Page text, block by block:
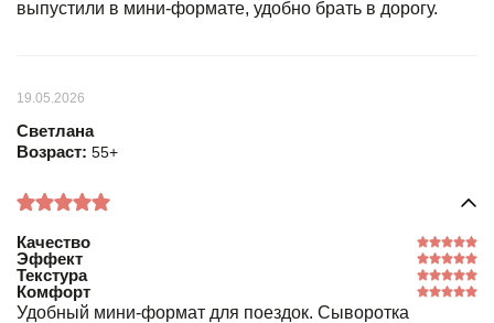
выпустили в мини-формате, удобно брать в дорогу.
19.05.2026
Светлана
Возраст: 55+
Качество
Эффект
Текстура
Комфорт
Удобный мини-формат для поездок. Сыворотка